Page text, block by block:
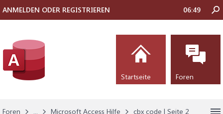
Foren ... Microsoft Access Hilfe cbx code | Seite 2
ANMELDEN ODER REGISTRIEREN 06:49
Startseite Foren